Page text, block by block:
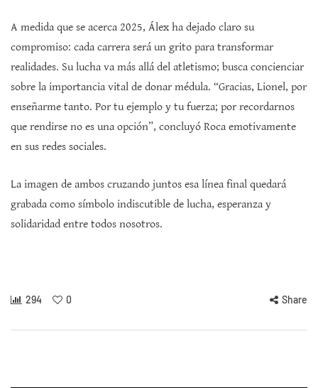
A medida que se acerca 2025, Álex ha dejado claro su
compromiso: cada carrera será un grito para transformar
realidades. Su lucha va más allá del atletismo; busca concienciar
sobre la importancia vital de donar médula. “Gracias, Lionel, por
enseñarme tanto. Por tu ejemplo y tu fuerza; por recordarnos
que rendirse no es una opción”, concluyó Roca emotivamente
en sus redes sociales.
La imagen de ambos cruzando juntos esa línea final quedará
grabada como símbolo indiscutible de lucha, esperanza y
solidaridad entre todos nosotros.
294 0 Share